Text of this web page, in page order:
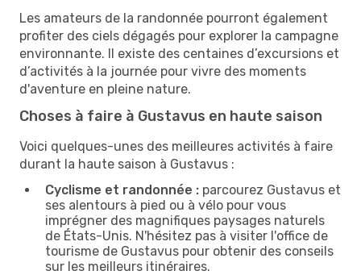
Les amateurs de la randonnée pourront également
profiter des ciels dégagés pour explorer la campagne
environnante. Il existe des centaines d’excursions et
d’activités à la journée pour vivre des moments
d'aventure en pleine nature.
Choses à faire à Gustavus en haute saison
Voici quelques-unes des meilleures activités à faire
durant la haute saison à Gustavus :
Cyclisme et randonnée : parcourez Gustavus et
ses alentours à pied ou à vélo pour vous
imprégner des magnifiques paysages naturels
de États-Unis. N'hésitez pas à visiter l'office de
tourisme de Gustavus pour obtenir des conseils
sur les meilleurs itinéraires.